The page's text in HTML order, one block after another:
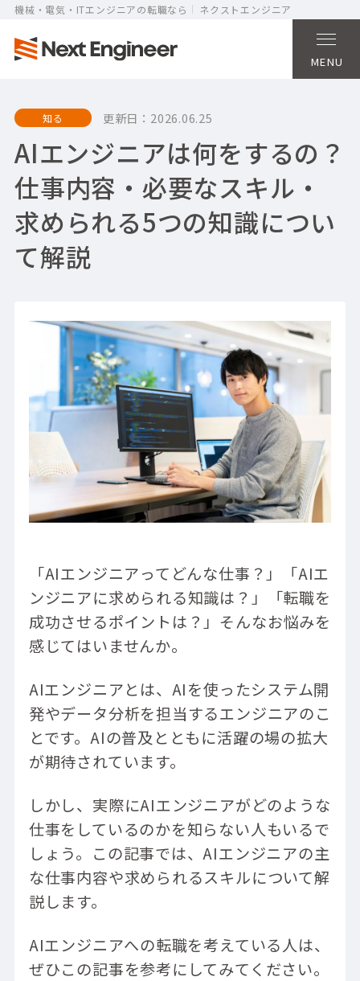
機械・電気・ITエンジニアの転職なら ネクストエンジニア
MENU
知る 更新日： 2026.06.25
AIエンジニアは何をするの？
仕事内容・必要なスキル・
求められる5つの知識につい
て解説
「AIエンジニアってどんな仕事？」「AIエ
ンジニアに求められる知識は？」「転職を
成功させるポイントは？」そんなお悩みを
感じてはいませんか。
AIエンジニアとは、AIを使ったシステム開
発やデータ分析を担当するエンジニアのこ
とです。AIの普及とともに活躍の場の拡大
が期待されています。
しかし、実際にAIエンジニアがどのような
仕事をしているのかを知らない人もいるで
しょう。この記事では、AIエンジニアの主
な仕事内容や求められるスキルについて解
説します。
AIエンジニアへの転職を考えている人は、
ぜひこの記事を参考にしてみてください。